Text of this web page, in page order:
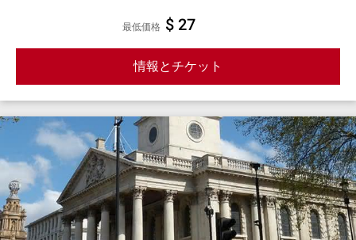
最低価格 $ 27
情報とチケット